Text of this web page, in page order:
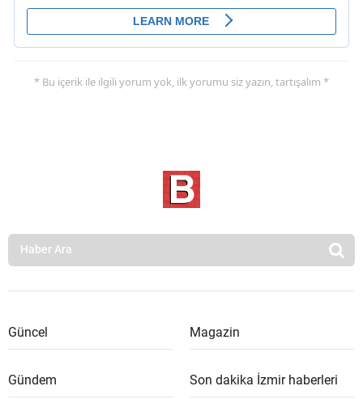
* Bu içerik ile ilgili yorum yok, ilk yorumu siz yazın, tartışalım *
Güncel Magazin
Gündem Son dakika İzmir haberleri